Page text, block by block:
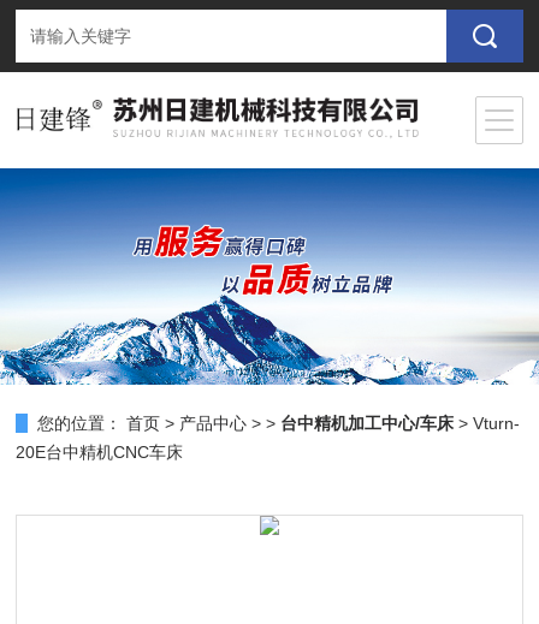
您的位置： 首页 > 产品中心 > > 台中精机加工中心/车床 > Vturn-
20E台中精机CNC车床